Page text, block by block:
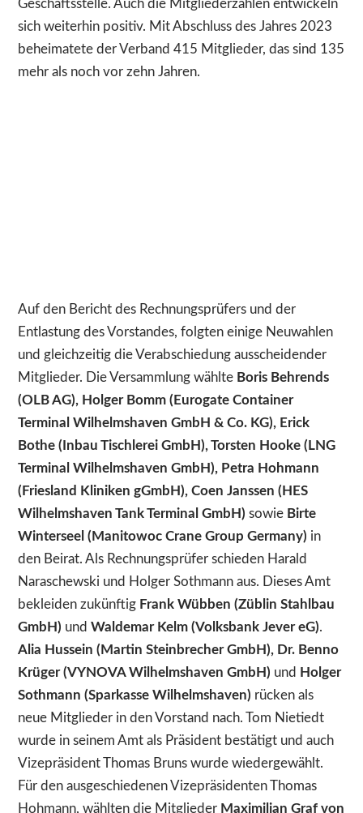
Geschäftsstelle. Auch die Mitgliederzahlen entwickeln
sich weiterhin positiv. Mit Abschluss des Jahres 2023
beheimatete der Verband 415 Mitglieder, das sind 135
mehr als noch vor zehn Jahren.
Auf den Bericht des Rechnungsprüfers und der
Entlastung des Vorstandes, folgten einige Neuwahlen
und gleichzeitig die Verabschiedung ausscheidender
Mitglieder. Die Versammlung wählte Boris Behrends
(OLB AG), Holger Bomm (Eurogate Container
Terminal Wilhelmshaven GmbH & Co. KG), Erick
Bothe (Inbau Tischlerei GmbH), Torsten Hooke (LNG
Terminal Wilhelmshaven GmbH), Petra Hohmann
(Friesland Kliniken gGmbH), Coen Janssen (HES
Wilhelmshaven Tank Terminal GmbH)sowie Birte
Winterseel (Manitowoc Crane Group Germany) in
den Beirat. Als Rechnungsprüfer schieden Harald
Naraschewski und Holger Sothmann aus. Dieses Amt
bekleiden zukünftig Frank Wübben (Züblin Stahlbau
GmbH) undWaldemar Kelm (Volksbank Jever eG).
Alia Hussein (Martin Steinbrecher GmbH), Dr. Benno
Krüger (VYNOVA Wilhelmshaven GmbH) und Holger
Sothmann (Sparkasse Wilhelmshaven) rücken als
neue Mitglieder in den Vorstand nach. Tom Nietiedt
wurde in seinem Amt als Präsident bestätigt und auch
Vizepräsident Thomas Bruns wurde wiedergewählt.
Für den ausgeschiedenen Vizepräsidenten Thomas
Hohmann, wählten die Mitglieder Maximilian Graf von